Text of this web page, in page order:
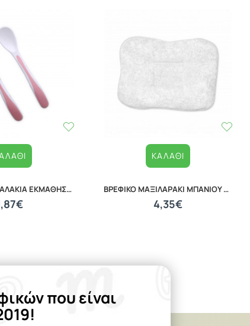
ΒΡΕΦΙΚΑ ΚΟΥΤΑΛΑΚΙΑ ΕΚΜΑΘΗΣΗΣ ΣΕΤ 2 ΤΕΜΑΧΙΩΝ LORELLI 10230480002 ΒΡΕΦΙΚΟ ΜΑΞΙΛΑΡΑΚΙ ΜΠΑΝΙΟΥ PILLOW 20040120001
4,35€
ΚΑΛΆΘΙ
που είναι